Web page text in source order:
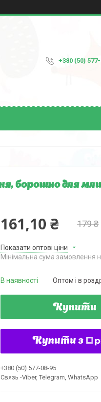
+380 (50)
борошно для
179 ₴
161,10 ₴
Показати оптові ціни
Мінімальна сума замовлення
В наявності Оптом і в
Купити
Купити з
+380 (50) 577-08-95
Связь -Viber, Telegram, WhatsApp